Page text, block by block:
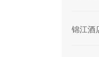
锦江酒